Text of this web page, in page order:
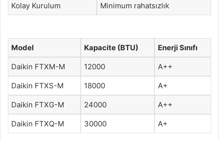
Kolay Kurulum Minimum rahatsızlık
Model Kapacite (BTU) Enerji Sınıfı
Daikin FTXM-M 12000 A++
Daikin FTXS-M 18000 A+
Daikin FTXG-M 24000 A++
Daikin FTXQ-M 30000 A+